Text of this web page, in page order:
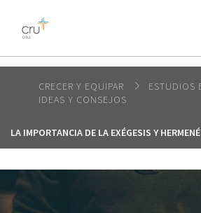
AFRICA
AMERICA / CARIBBEAN
OCEANIA
CRECER Y EQUIPAR
ESTUDIOS
IDEAS Y CONSEJOS
LA IMPORTANCIA DE LA EXÉGESIS Y